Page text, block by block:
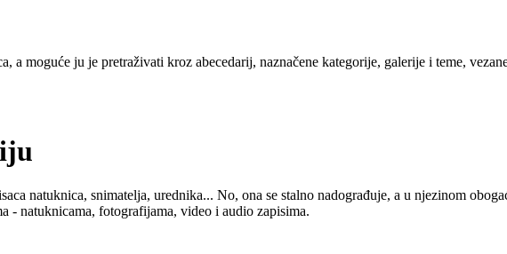
a moguće ju je pretraživati kroz abecedarij, naznačene kategorije, galerije i teme,
natuknica, snimatelja, urednika... No, ona se stalno nadograđuje, a u njezinom
- natuknicama, fotografijama, video i audio zapisima.